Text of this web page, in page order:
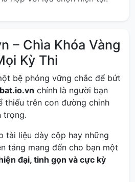
– Chìa Khóa Vàng
Kỳ Thi
bệ phóng vững chắc để bứt
chính là người bạn
thiếu trên con đường chinh
trọng.
tài liệu dày cộp hay những
tảng mang đến cho bạn một
đại, tinh gọn và cực kỳ